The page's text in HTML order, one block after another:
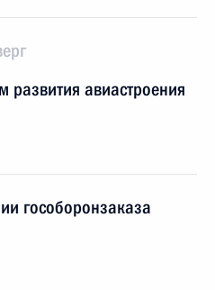
авиастроения
гособоронзаказа